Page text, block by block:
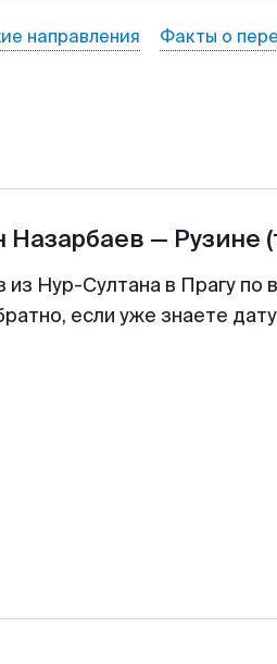
направления Факты о
Назарбаев — Рузине
Нур-Султана в Прагу по
если уже знаете